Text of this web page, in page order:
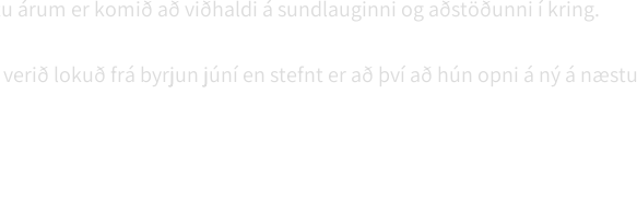
árum er komið að viðhaldi á sundlauginni og aðstöðunni í kring.
lokuð frá byrjun júní en stefnt er að því að hún opni á ný á næstu